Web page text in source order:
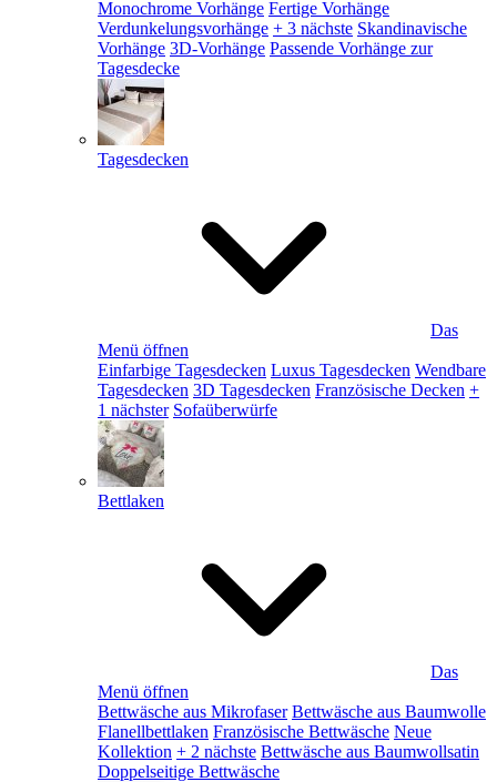
Monochrome Vorhänge Fertige Vorhänge
Verdunkelungsvorhänge + 3 nächste Skandinavische
Vorhänge 3D-Vorhänge Passende Vorhänge zur
Tagesdecke
Tagesdecken
Das
Menü öffnen
Einfarbige Tagesdecken Luxus Tagesdecken Wendbare
Tagesdecken 3D Tagesdecken Französische Decken +
1 nächster Sofaüberwürfe
Bettlaken
Das
Menü öffnen
Bettwäsche aus Mikrofaser Bettwäsche aus Baumwolle
Flanellbettlaken Französische Bettwäsche Neue
Kollektion + 2 nächste Bettwäsche aus Baumwollsatin
Doppelseitige Bettwäsche